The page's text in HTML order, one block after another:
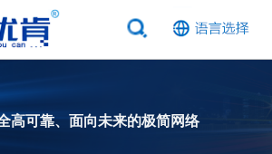
高可靠、面向未来的极简网络